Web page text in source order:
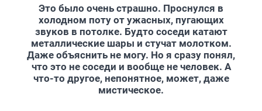
Это было очень страшно. Проснулся в
холодном поту от ужасных, пугающих
звуков в потолке. Будто соседи катают
металлические шары и стучат молотком.
Даже объяснить не могу. Но я сразу понял,
что это не соседи и вообще не человек. А
что-то другое, непонятное, может, даже
мистическое.